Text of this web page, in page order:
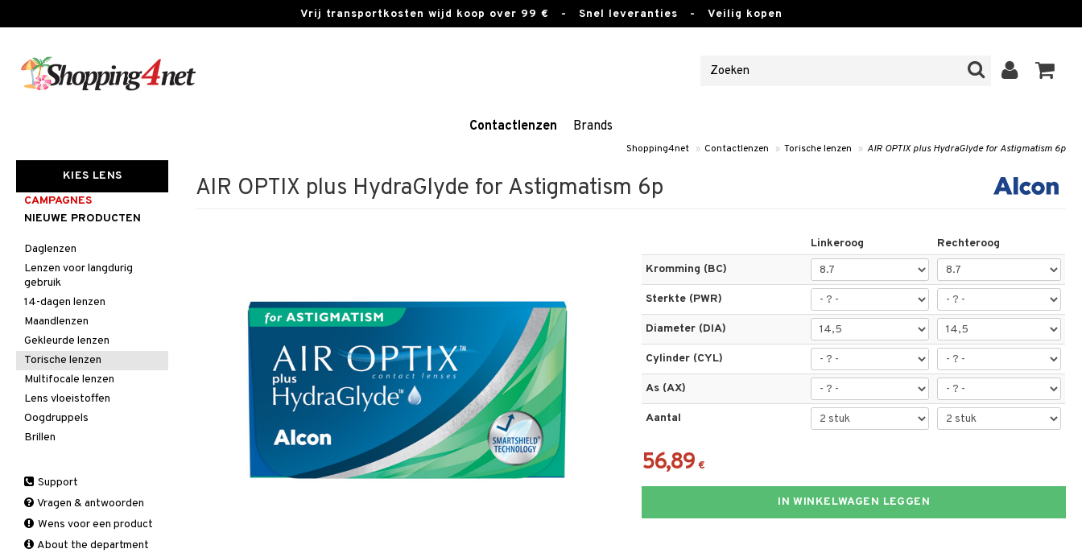
Vrij transportkosten wijd koop over 99 € - Snel leveranties - Veilig kopen
Contactlenzen Brands
Shopping4net » Contactlenzen » Torische lenzen » AIR OPTIX plus HydraGlyde for Astigmatism 6p
AIR OPTIX plus HydraGlyde for Astigmatism 6p
Linkeroog
Rechteroog
Kromming (BC)
Sterkte (PWR)
Diameter (DIA)
Cylinder (CYL)
As (AX)
Aantal
56,89 €
IN WINKELWAGEN LEGGEN
KIES LENS
CAMPAGNES
NIEUWE PRODUCTEN
Daglenzen
Lenzen voor langdurig
gebruik
14-dagen lenzen
Maandlenzen
Gekleurde lenzen
Torische lenzen
Multifocale lenzen
Lens vloeistoffen
Oogdruppels
Brillen
Support
Vragen & antwoorden
Wens voor een product
About the department